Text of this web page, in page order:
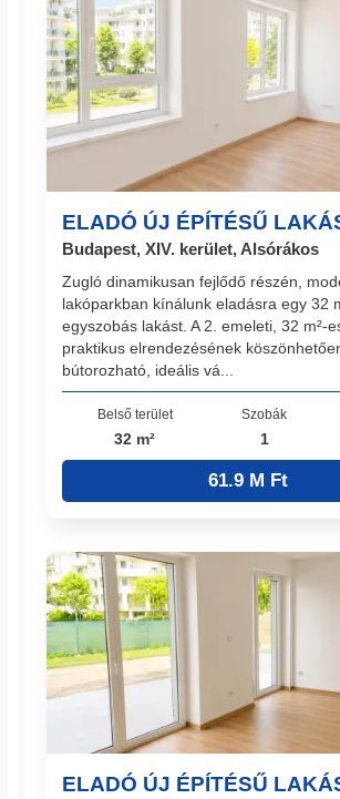
ELADÓ ÚJ ÉPÍTÉSŰ
Budapest, XIV. kerület, Alsórákos
Zugló dinamikusan fejlődő részén,
lakóparkban kínálunk eladásra egy 32
egyszobás lakást. A 2. emeleti, 32 m²-
praktikus elrendezésének
bútorozható, ideális vá...
Belső terület
32 m²
Szobák
1
61.9 M Ft
ELADÓ ÚJ ÉPÍTÉSŰ